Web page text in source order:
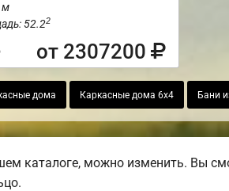
м
52.22
от 2307200
дома Каркасные дома 6х4 Бани
каталоге, можно изменить. Вы